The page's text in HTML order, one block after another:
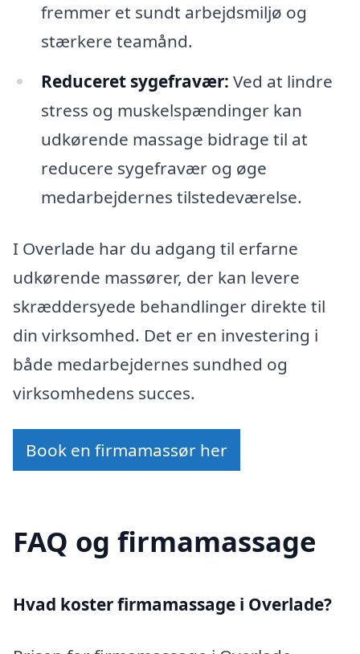
fremmer et sundt arbejdsmiljø og
stærkere teamånd.
Reduceret sygefravær: Ved at lindre
stress og muskelspændinger kan
udkørende massage bidrage til at
reducere sygefravær og øge
medarbejdernes tilstedeværelse.
I Overlade har du adgang til erfarne
udkørende massører, der kan levere
skræddersyede behandlinger direkte til
din virksomhed. Det er en investering i
både medarbejdernes sundhed og
virksomhedens succes.
Book en firmamassør her
FAQ og firmamassage
Hvad koster firmamassage i Overlade?